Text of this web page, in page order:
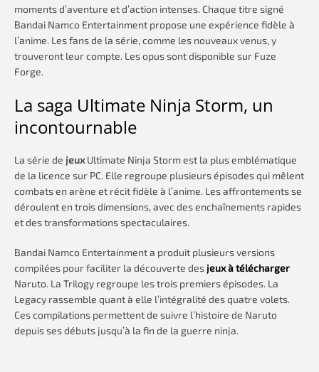
moments d’aventure et d’action intenses. Chaque titre signé
Bandai Namco Entertainment propose une expérience fidèle à
l’anime. Les fans de la série, comme les nouveaux venus, y
trouveront leur compte. Les opus sont disponible sur Fuze
Forge.
La saga Ultimate Ninja Storm, un
incontournable
La série de jeuxUltimate Ninja Storm est la plus emblématique
de la licence sur PC. Elle regroupe plusieurs épisodes qui mêlent
combats en arène et récit fidèle à l’anime. Les affrontements se
déroulent en trois dimensions, avec des enchaînements rapides
et des transformations spectaculaires.
Bandai Namco Entertainment a produit plusieurs versions
compilées pour faciliter la découverte des jeux à télécharger
Naruto. La Trilogy regroupe les trois premiers épisodes. La
Legacy rassemble quant à elle l’intégralité des quatre volets.
Ces compilations permettent de suivre l’histoire de Naruto
depuis ses débuts jusqu’à la fin de la guerre ninja.